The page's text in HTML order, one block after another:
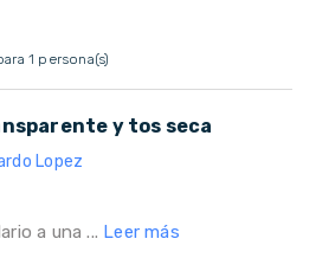
1 persona(s)
y tos seca
Lopez
a una ... Leer más